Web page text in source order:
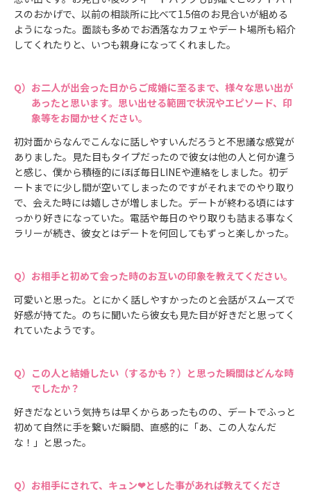
スのおかげで、以前の相談所に比べて1.5倍のお見合いが組める
ようになった。面談も多めでお洒落なカフェやデート場所も紹介
してくれたりと、いつも親身になってくれました。
お二人が出会った日からご成婚に至るまで、様々な思い出が
あったと思います。思い出せる範囲で状況やエピソード、印
象等をお聞かせください。
初対面からなんでこんなに話しやすいんだろうと不思議な感覚が
ありました。見た目もタイプだったので彼女は他の人と何か違う
と感じ、僕から積極的にほぼ毎日LINEや連絡をしました。初デ
ートまでに少し間が空いてしまったのですがそれまでのやり取り
で、会えた時には嬉しさが増しました。デートが終わる頃にはす
っかり好きになっていた。電話や毎日のやり取りも詰まる事なく
ラリーが続き、彼女とはデートを何回してもずっと楽しかった。
お相手と初めて会った時のお互いの印象を教えてください。
可愛いと思った。とにかく話しやすかったのと会話がスムーズで
好感が持てた。のちに聞いたら彼女も見た目が好きだと思ってく
れていたようです。
この人と結婚したい（するかも？）と思った瞬間はどんな時
でしたか？
好きだなという気持ちは早くからあったものの、デートでふっと
初めて自然に手を繋いだ瞬間、直感的に「あ、この人なんだ
な！」と思った。
お相手にされて、キュン❤とした事があれば教えてくださ